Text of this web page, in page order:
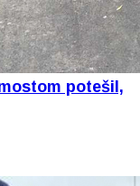
potešil,